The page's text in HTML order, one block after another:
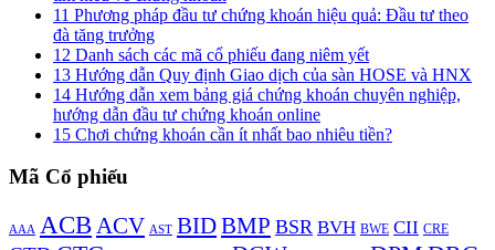
11 Phương pháp đầu tư chứng khoán hiệu quả: Đầu tư theo
đà tăng trưởng
12 Danh sách các mã cổ phiếu đang niêm yết
13 Hướng dẫn Quy định Giao dịch của sàn HOSE và HNX
14 Hướng dẫn xem bảng giá chứng khoán chuyên nghiệp,
hướng dẫn đầu tư chứng khoán online
15 Chơi chứng khoán cần ít nhất bao nhiêu tiền?
Mã Cổ phiếu
AAA ACB ACV AST BIDBMP BSR BVH BWE CII CRE